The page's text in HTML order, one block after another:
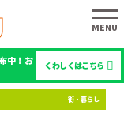
中！お
くわしくはこちら